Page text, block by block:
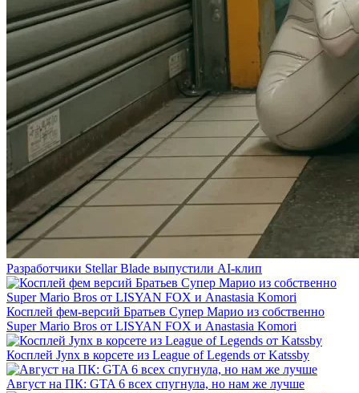
Разработчики Stellar Blade выпустили AI-клип
Косплей фем-версий Братьев Супер Марио из собственно
Super Mario Bros от LISYAN FOX и Anastasia Komori
Косплей Jynx в корсете из League of Legends от Katssby
Август на ПК: GTA 6 всех спугнула, но нам же лучше